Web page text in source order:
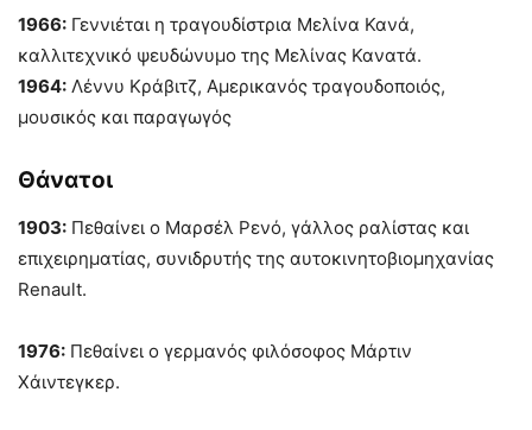
1966: Γεννιέται η τραγουδίστρια Μελίνα Κανά,
καλλιτεχνικό ψευδώνυμο της Μελίνας Κανατά.
1964: Λέννυ Κράβιτζ, Αμερικανός τραγουδοποιός,
μουσικός και παραγωγός
Θάνατοι
1903: Πεθαίνει ο Μαρσέλ Ρενό, γάλλος ραλίστας και
επιχειρηματίας, συνιδρυτής της αυτοκινητοβιομηχανίας
Renault.
1976: Πεθαίνει ο γερμανός φιλόσοφος Μάρτιν
Χάιντεγκερ.